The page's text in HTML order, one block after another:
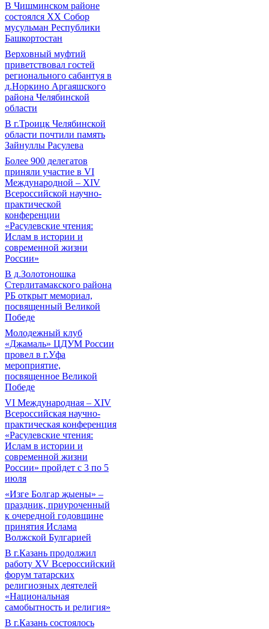
В Чишминском районе
состоялся XX Собор
мусульман Республики
Башкортостан
Верховный муфтий
приветствовал гостей
регионального сабантуя в
д.Норкино Аргаяшского
района Челябинской
области
В г.Троицк Челябинской
области почтили память
Зайнуллы Расулева
Более 900 делегатов
приняли участие в VI
Международной – ХIV
Всероссийской научно-
практической
конференции
«Расулевские чтения:
Ислам в истории и
современной жизни
России»
В д.Золотоношка
Стерлитамакского района
РБ открыт мемориал,
посвященный Великой
Победе
Молодежный клуб
«Джамаль» ЦДУМ России
провел в г.Уфа
мероприятие,
посвященное Великой
Победе
VI Международная – ХIV
Всероссийская научно-
практическая конференция
«Расулевские чтения:
Ислам в истории и
современной жизни
России» пройдет с 3 по 5
июля
«Изге Болгар җыены» –
праздник, приуроченный
к очередной годовщине
принятия Ислама
Волжской Булгарией
В г.Казань продолжил
работу XV Всероссийский
форум татарских
религиозных деятелей
«Национальная
самобытность и религия»
В г.Казань состоялось